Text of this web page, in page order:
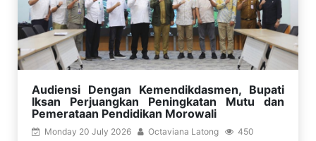
Audiensi Dengan Kemendikdasmen, Bupati
Iksan Perjuangkan Peningkatan Mutu dan
Pemerataan Pendidikan Morowali
Monday 20 July 2026 Octaviana Latong
450